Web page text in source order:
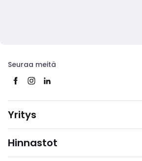
Seuraa meitä
Yritys
Hinnastot